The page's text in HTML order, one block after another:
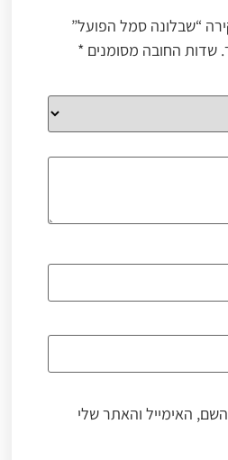
“שבלונה סמל הפועל”
שדות החובה מסומנים *
האימייל והאתר שלי